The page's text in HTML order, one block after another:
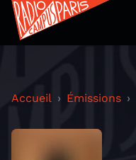
Accueil Émissions